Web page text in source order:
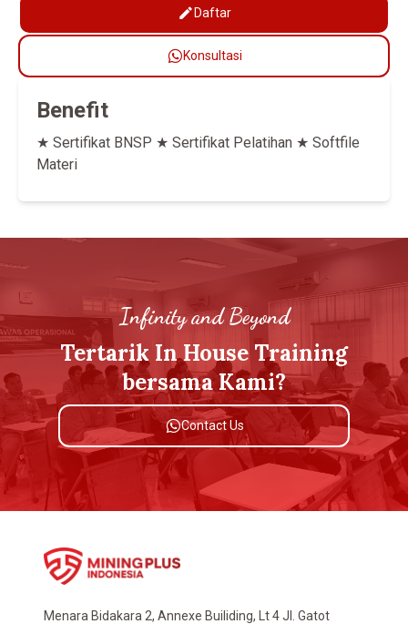
Daftar
Konsultasi
Benefit
★ Sertifikat BNSP ★ Sertifikat Pelatihan ★ Softfile
Materi
Infinity and Beyond
Tertarik In House Training
bersama Kami?
Contact Us
Menara Bidakara 2, Annexe Builiding, Lt 4 Jl. Gatot